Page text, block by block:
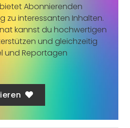
bietet Abonnierenden
zu interessanten Inhalten.
kannst du hochwertigen
und gleichzeitig
und Reportagen